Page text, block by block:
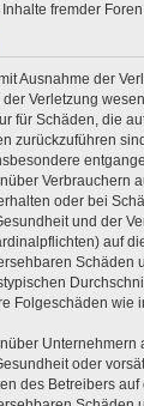
fremder
Ausnahme der
Verletzung
für Schäden, die
zurückzuführen
Verbrauchern
oder bei
und der
auf
Schäden
Folgeschäden wie
Unternehmern
oder
des Betreibers